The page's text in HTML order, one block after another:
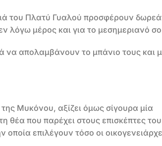
του Πλατύ Γυαλού προσφέρουν
λόγω μέρος και για το μεσημεριανό
να απολαμβάνουν το μπάνιο τους και
Μυκόνου, αξίζει όμως σίγουρα μία
θέα που παρέχει στους επισκέπτες
επιλέγουν τόσο οι